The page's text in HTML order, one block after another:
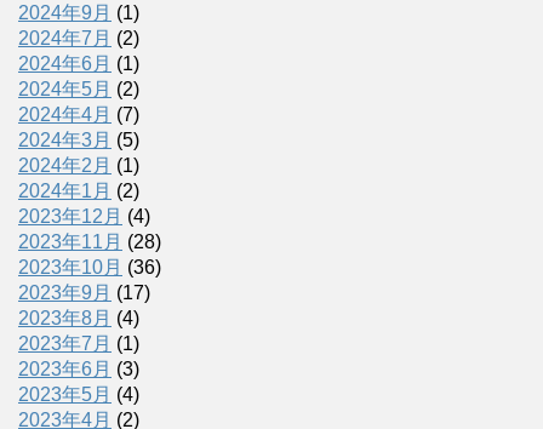
2024年9月 (1)
2024年7月 (2)
2024年6月 (1)
2024年5月 (2)
2024年4月 (7)
2024年3月 (5)
2024年2月 (1)
2024年1月 (2)
2023年12月 (4)
2023年11月 (28)
2023年10月 (36)
2023年9月 (17)
2023年8月 (4)
2023年7月 (1)
2023年6月 (3)
2023年5月 (4)
2023年4月 (2)